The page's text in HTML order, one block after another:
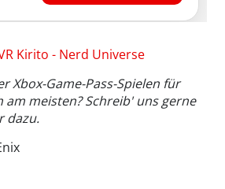
Kirito - Nerd Universe
Xbox-Game-Pass-Spielen für
am meisten? Schreib' uns gerne
dazu.